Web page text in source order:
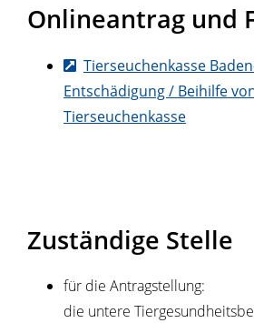
Onlineantrag und
Tierseuchenkasse
Entschädigung / Beihilfe
Tierseuchenkasse
Zuständige Stelle
für die Antragstellung:
die untere